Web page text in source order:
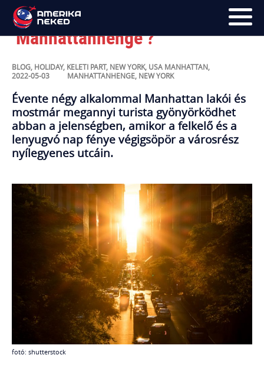
HÍRLEVÉL
BLOG
RÓLUNK
KÉPEK
Mikor lesz 2023-ban a
‘Manhattanhenge’?
BLOG, HOLIDAY, KELETI PART, NEW YORK, USA MANHATTAN,
MANHATTANHENGE, NEW YORK
2022-05-03
Évente négy alkalommal Manhattan lakói és
mostmár megannyi turista gyönyörködhet
abban a jelenségben, amikor a felkelő és a
lenyugvó nap fénye végigsöpör a városrész
nyílegyenes utcáin.
fotó: shutterstock